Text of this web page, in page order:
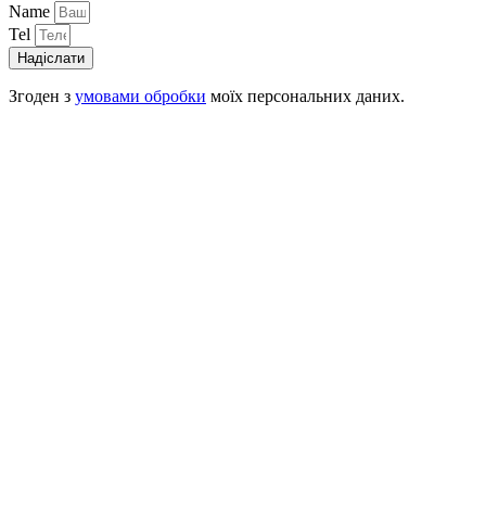
Name
Tel
Надіслати
Згоден з умовами обробки моїх персональних даних.